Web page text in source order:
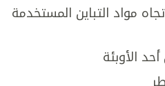
مواد التباين المستخدمة
الأوبئة